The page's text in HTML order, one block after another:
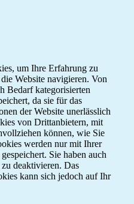
um Ihre Erfahrung zu
Website navigieren. Von
Bedarf kategorisierten
da sie für das
der Website unerlässlich
von Drittanbietern, mit
können, wie Sie
werden nur mit Ihrer
Sie haben auch
deaktivieren. Das
kann sich jedoch auf Ihr